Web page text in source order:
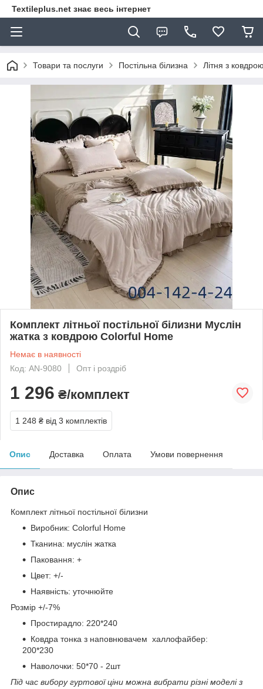
Textileplus.net знає весь інтернет
Товари та послуги Постільна білизна Літня з
Комплект літньої постільної білизни Муслін
жатка з ковдрою Colorful Home
Немає в наявності
Код: AN-9080
Опт і роздріб
1 296 ₴/комплект
1 248 ₴ від 3 комплектів
Опис Доставка Оплата Умови повернення
Опис
Комплект літньої постільної білизни
Виробник: Colorful Home
Тканина: муслін жатка
Паковання: +
Цвет: +/-
Наявність: уточнюйте
Розмір +/-7%
Простирадло: 220*240
Ковдра тонка з наповнювачем халлофайбер:
200*230
Наволочки: 50*70 - 2шт
Під час вибору гуртової ціни можна вибрати різні моделі з